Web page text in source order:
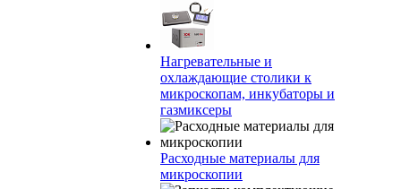
Нагревательные и
охлаждающие столики к
микроскопам, инкубаторы и
газмиксеры
Расходные материалы для
микроскопии